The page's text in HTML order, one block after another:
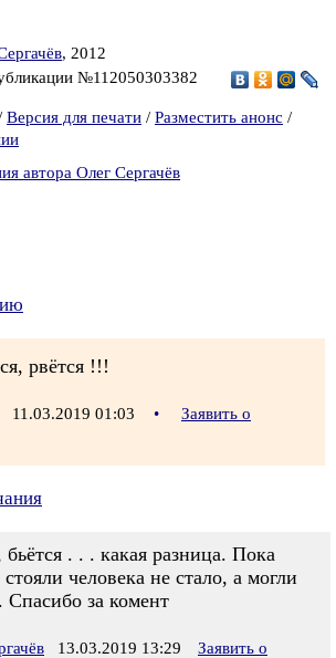
, 2012
№112050303382
Версия для печати / Разместить анонс /
автора Олег Сергачёв
рвётся !!!
11.03.2019 01:03 •
Заявить о
бьётся . . . какая разница. Пока
человека не стало, а могли
Спасибо за комент
13.03.2019 13:29
Заявить о